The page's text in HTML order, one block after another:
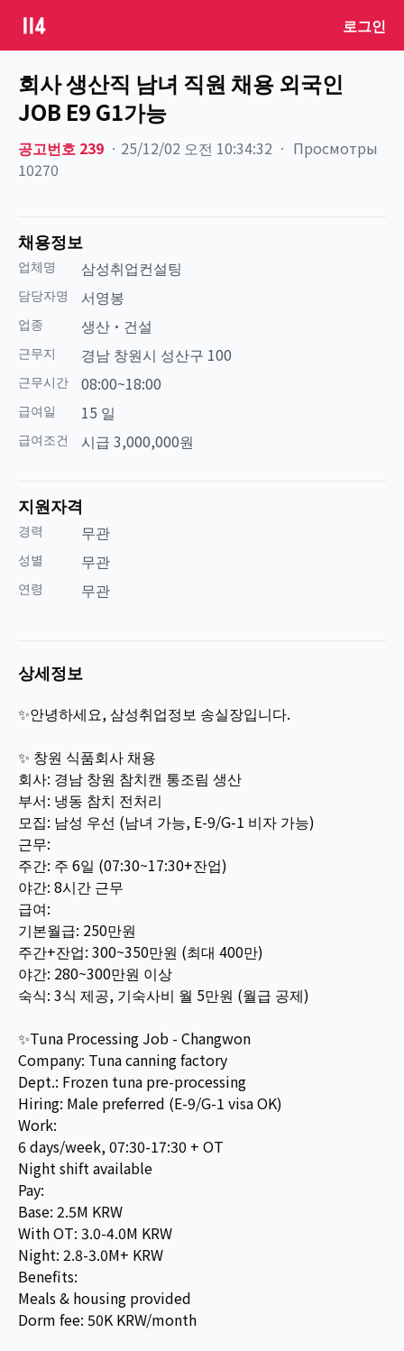
로그인
회사 생산직 남녀 직원 채용 외국인
JOB E9 G1가능
공고번호 239 ㆍ 25/12/02 오전 10:34:32 ㆍ Просмотры
10270
채용정보
업체명 삼성취업컨설팅
담당자명 서영봉
업종 생산·건설
근무지 경남 창원시 성산구 100
근무시간 08:00~18:00
급여일 15 일
급여조건 시급 3,000,000원
지원자격
경력 무관
성별 무관
연령 무관
상세정보
✨안녕하세요, 삼성취업정보 송실장입니다.
✨ 창원 식품회사 채용
회사: 경남 창원 참치캔 통조림 생산
부서: 냉동 참치 전처리
모집: 남성 우선 (남녀 가능, E-9/G-1 비자 가능)
근무:
주간: 주 6일 (07:30~17:30+잔업)
야간: 8시간 근무
급여:
기본월급: 250만원
주간+잔업: 300~350만원 (최대 400만)
야간: 280~300만원 이상
숙식: 3식 제공, 기숙사비 월 5만원 (월급 공제)
✨Tuna Processing Job - Changwon
Company: Tuna canning factory
Dept.: Frozen tuna pre-processing
Hiring: Male preferred (E-9/G-1 visa OK)
Work:
6 days/week, 07:30-17:30 + OT
Night shift available
Pay:
Base: 2.5M KRW
With OT: 3.0-4.0M KRW
Night: 2.8-3.0M+ KRW
Benefits:
Meals & housing provided
Dorm fee: 50K KRW/month